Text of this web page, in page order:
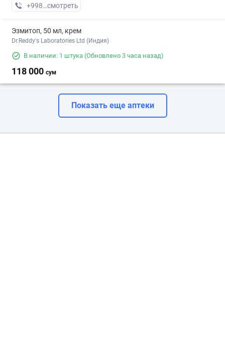
+998 (55) XXX-XX-XX
смотреть
Эзмитоп, 50 мл, крем
Dr.Reddy's Laboratories Ltd (Индия)
В наличии: 1 штука (Обновлено 3 часа назад)
118 000 сум
Показать еще аптеки